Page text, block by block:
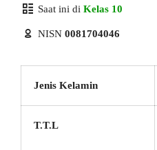
Saat ini di Kelas 10
NISN 0081704046
Jenis Kelamin
T.T.L